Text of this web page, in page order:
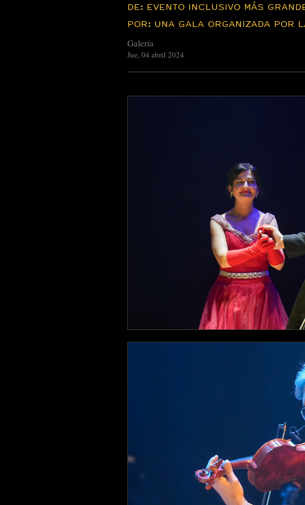
DE: EVENTO INCLUSIVO MÁS
POR: UNA GALA ORGANIZADA POR
Galería
Jue, 04 abril 2024